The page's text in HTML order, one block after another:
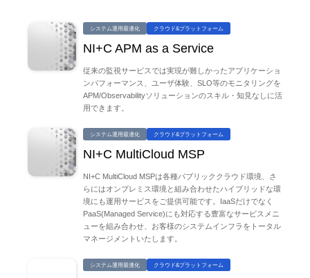
システム運用最適化 クラウド&プラットフォーム
NI+C APM as a Service
従来の監視サービスでは実現が難しかったアプリケーショ
ンパフォーマンス、ユーザ体験、SLO等のモニタリングを
APM/Observabilityソリューションのスキル・知見なしに活
用できます。
システム運用最適化 クラウド&プラットフォーム
NI+C MultiCloud MSP
NI+C MultiCloud MSPは各種パブリッククラウド環境、さ
らにはオンプレミス環境と組み合わせたハイブリッドな環
境にも運用サービスをご提供可能です。IaaSだけでなく
PaaS(Managed Service)にも対応する豊富なサービスメニ
ューを組み合わせ、お客様のシステムインフラをトータル
マネージメントいたします。
システム運用最適化 クラウド&プラットフォーム